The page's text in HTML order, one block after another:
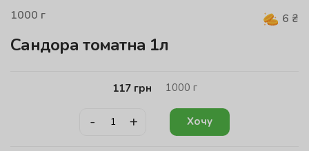
1000 г 6 ₴
Сандора томатна 1л
117грн 1000 г
- + Хочу